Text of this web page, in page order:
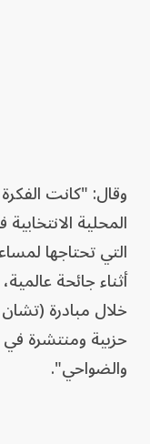
وقال: "كانت
المحلية
التي تحتاجها
أثناء جائحة
خلال مبادرة
حزبية ومنتشرة
والضواحي".